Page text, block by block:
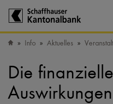
Info Aktuelles
Die